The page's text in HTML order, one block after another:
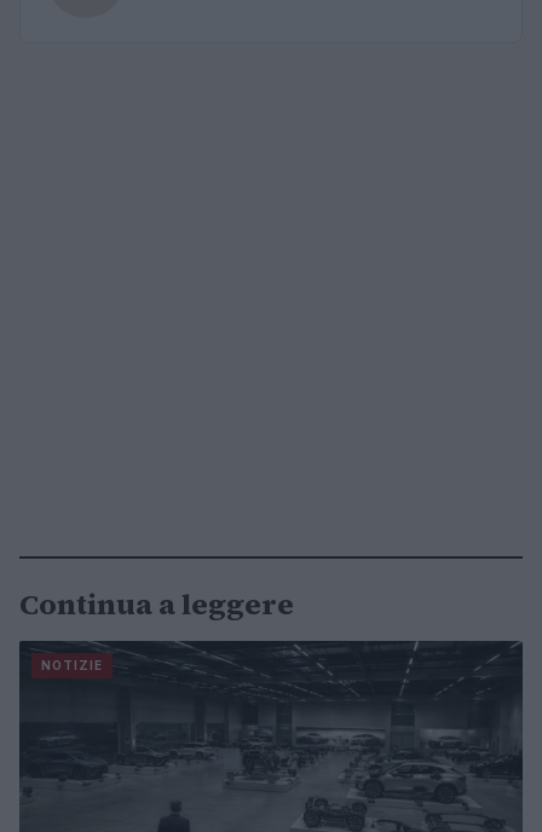
Continua a leggere
NOTIZIE